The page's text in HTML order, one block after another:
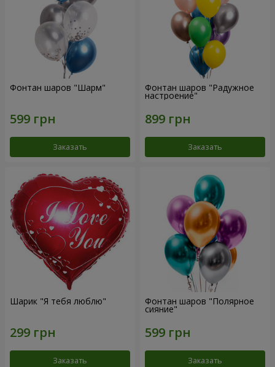
Фонтан шаров "Шарм"
Заказать
Фонтан шаров "Радужное
настроение"
Заказать
Шарик "Я тебя люблю"
Заказать
Фонтан шаров "Полярное
сияние"
Заказать